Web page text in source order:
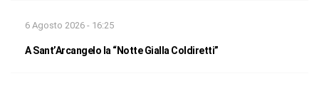
6 Agosto 2026 - 16:25
A Sant’Arcangelo la “Notte Gialla Coldiretti”